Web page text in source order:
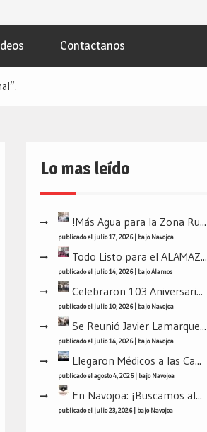
Contactanos
Lo mas leído
!Más Agua para la Zona Ru...
publicado el julio 17, 2026| bajoNavojoa
Todo Listo para el ALAMAZ...
publicado el julio 14, 2026| bajoÁlamos
Celebraron 103 Aniversari...
publicado el julio 10, 2026| bajoNavojoa
Se Reunió Javier Lamarque...
publicado el julio 14, 2026| bajoNavojoa
Llegaron Médicos a las Ca...
publicado el agosto 4, 2026| bajoNavojoa
En Navojoa: ¡Buscamos al...
publicado el julio 23, 2026| bajoNavojoa